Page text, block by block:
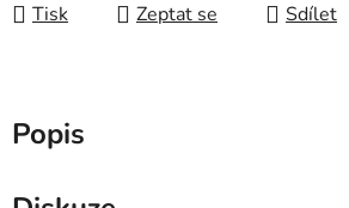
Tisk Zeptat se Sdílet
Popis